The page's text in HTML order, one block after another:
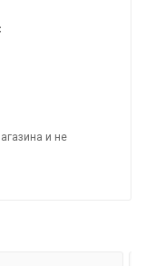
и не